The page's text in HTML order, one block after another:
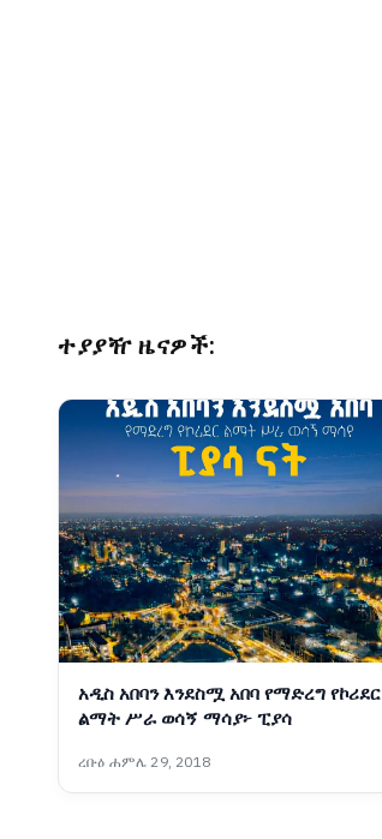
ተያያዥ ዜናዎች:
አዲስ አበባን እንደስሟ አበባ የማድረግ የኮሪደር
ልማት ሥራ ወሳኝ ማሳያ፦ ፒያሳ
ረቡዕ ሐምሌ 29, 2018